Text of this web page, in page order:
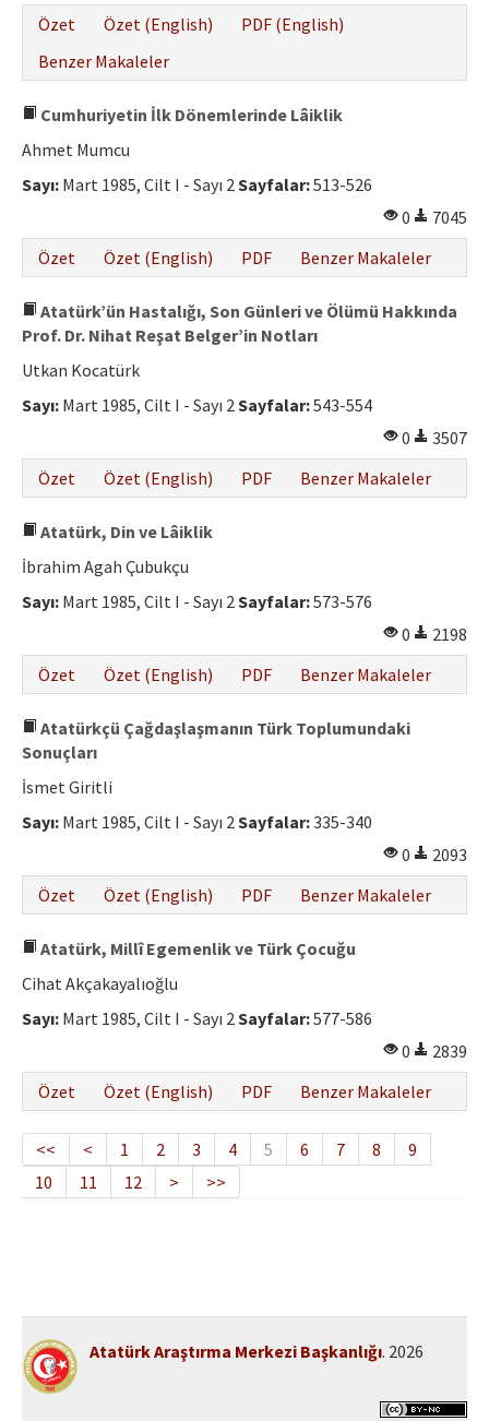
Özet
Özet (English)
PDF (English)
Benzer Makaleler
Cumhuriyetin İlk Dönemlerinde Lâiklik
Ahmet Mumcu
Sayı: Mart 1985, Cilt I - Sayı 2Sayfalar:513-526
0
7045
Özet
Özet (English) PDF Benzer Makaleler
Atatürk’ün Hastalığı, Son Günleri ve Ölümü Hakkında
Prof. Dr. Nihat Reşat Belger’in Notları
Utkan Kocatürk
Sayı: Mart 1985, Cilt I - Sayı 2Sayfalar:543-554
0
3507
Özet
Özet (English) PDF Benzer Makaleler
Atatürk, Din ve Lâiklik
İbrahim Agah Çubukçu
Sayı: Mart 1985, Cilt I - Sayı 2Sayfalar:573-576
0
2198
Özet
Özet (English) PDF Benzer Makaleler
Atatürkçü Çağdaşlaşmanın Türk Toplumundaki
Sonuçları
İsmet Giritli
Sayı: Mart 1985, Cilt I - Sayı 2Sayfalar:335-340
0
2093
Özet
Özet (English) PDF Benzer Makaleler
Atatürk, Millî Egemenlik ve Türk Çocuğu
Cihat Akçakayalıoğlu
Sayı: Mart 1985, Cilt I - Sayı 2Sayfalar:577-586
0
2839
Özet
Özet (English) PDF Benzer Makaleler
<< < 1 2 3 4 5 6 7 8
9
10
11 12 > >>
Atatürk Araştırma Merkezi Başkanlığı. 2026